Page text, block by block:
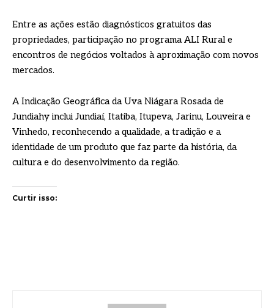
Entre as ações estão diagnósticos gratuitos das
propriedades, participação no programa ALI Rural e
encontros de negócios voltados à aproximação com novos
mercados.
A Indicação Geográfica da Uva Niágara Rosada de
Jundiahy inclui Jundiaí, Itatiba, Itupeva, Jarinu, Louveira e
Vinhedo, reconhecendo a qualidade, a tradição e a
identidade de um produto que faz parte da história, da
cultura e do desenvolvimento da região.
Curtir isso: